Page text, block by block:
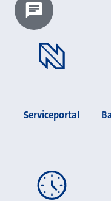
Chatbot laden?
Serviceportal